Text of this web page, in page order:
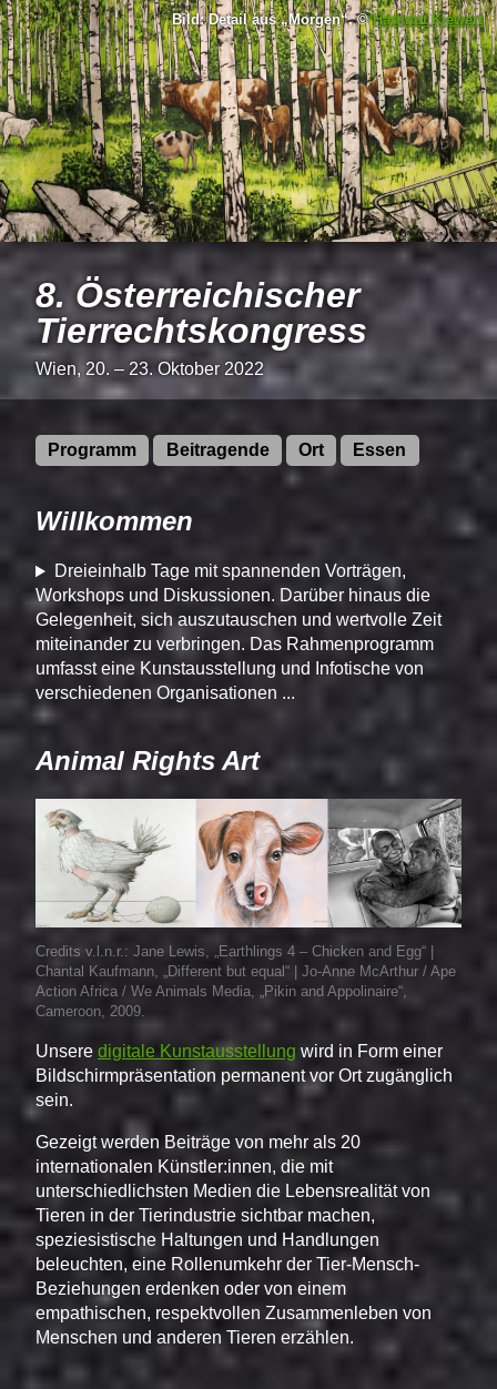
Bild: Detail aus Morgen , ©Hartmut Kiewert
8. Österreichischer
Tierrechtskongress
Wien, 20. – 23. Oktober 2022
Programm Beitragende Ort Essen
Willkommen
Dreieinhalb Tage mit spannenden Vorträgen,
Workshops und Diskussionen. Darüber hinaus die
Gelegenheit, sich auszutauschen und wertvolle Zeit
miteinander zu verbringen. Das Rahmenprogramm
umfasst eine Kunstausstellung und Infotische von
verschiedenen Organisationen ...
Animal Rights Art
Credits v.l.n.r.: Jane Lewis, Earthlings 4 – Chicken and Egg
Chantal Kaufmann,
Different but equal
| Jo-Anne McArthur / Ape
Action Africa / We Animals Media,
Pikin and Appolinaire ,
Cameroon, 2009.
Unsere digitale Kunstausstellung wird in Form einer
Bildschirmpräsentation permanent vor Ort zugänglich
sein.
Gezeigt werden Beiträge von mehr als 20
internationalen Künstler:innen, die mit
unterschiedlichsten Medien die Lebensrealität von
Tieren in der Tierindustrie sichtbar machen,
speziesistische Haltungen und Handlungen
beleuchten, eine Rollenumkehr der Tier-Mensch-
Beziehungen erdenken oder von einem
empathischen, respektvollen Zusammenleben von
Menschen und anderen Tieren erzählen.